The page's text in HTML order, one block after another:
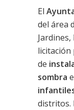
El
del área
licitación
de
sombra
distritos.